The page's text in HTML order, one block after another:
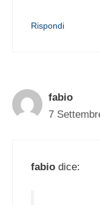
Rispondi
fabio
7
fabio dice: